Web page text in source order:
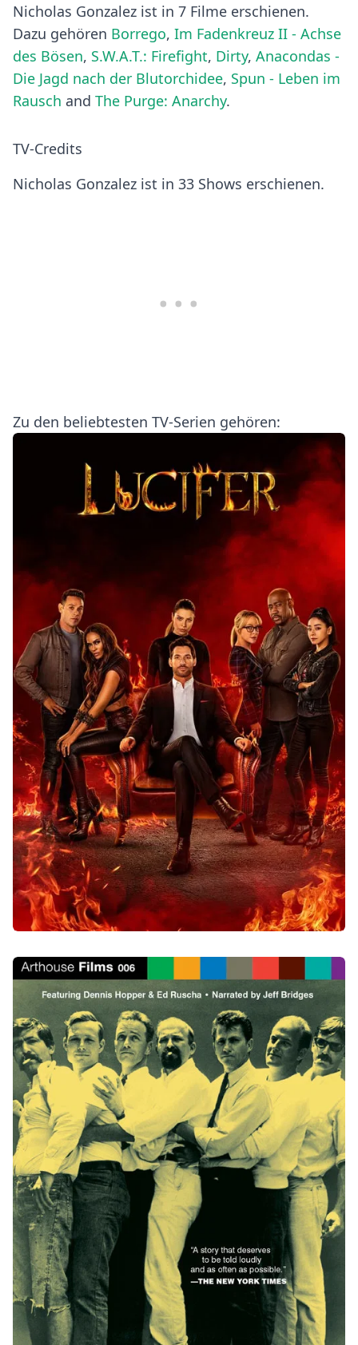
Nicholas Gonzalez ist in 7 Filme erschienen.
Dazu gehören Borrego, Im Fadenkreuz II - Achse
des Bösen, S.W.A.T.: Firefight, Dirty, Anacondas -
Die Jagd nach der Blutorchidee, Spun - Leben im
Rausch and The Purge: Anarchy.
TV-Credits
Nicholas Gonzalez ist in 33 Shows erschienen.
Zu den beliebtesten TV-Serien gehören: